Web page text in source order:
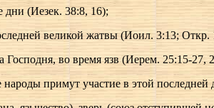
дни (Иезек. 38:8, 16);
великой жатвы (Иоил. 3:13; Откр.
Господня, во время язв (Иерем. 25:15-27,
примут участие в этой последней